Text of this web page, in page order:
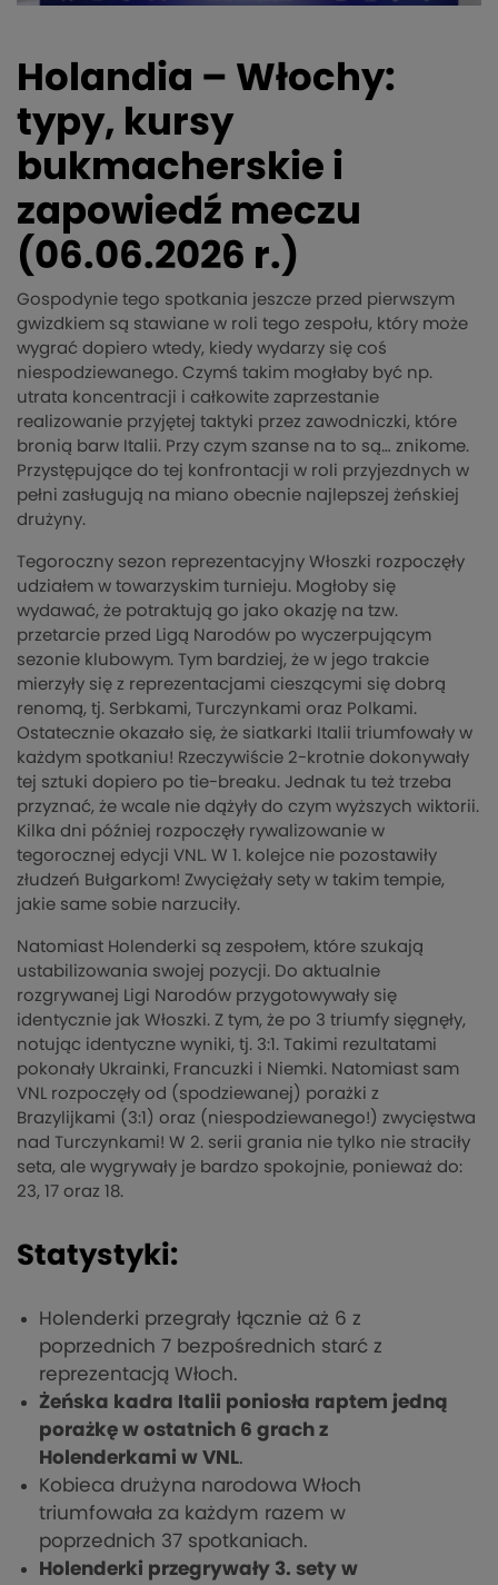
Holandia – Włochy:
typy, kursy
bukmacherskie i
zapowiedź meczu
(06.06.2026 r.)
Gospodynie tego spotkania jeszcze przed pierwszym
gwizdkiem są stawiane w roli tego zespołu, który może
wygrać dopiero wtedy, kiedy wydarzy się coś
niespodziewanego. Czymś takim mogłaby być np.
utrata koncentracji i całkowite zaprzestanie
realizowanie przyjętej taktyki przez zawodniczki, które
bronią barw Italii. Przy czym szanse na to są… znikome.
Przystępujące do tej konfrontacji w roli przyjezdnych w
pełni zasługują na miano obecnie najlepszej żeńskiej
drużyny.
Tegoroczny sezon reprezentacyjny Włoszki rozpoczęły
udziałem w towarzyskim turnieju. Mogłoby się
wydawać, że potraktują go jako okazję na tzw.
przetarcie przed Ligą Narodów po wyczerpującym
sezonie klubowym. Tym bardziej, że w jego trakcie
mierzyły się z reprezentacjami cieszącymi się dobrą
renomą, tj. Serbkami, Turczynkami oraz Polkami.
Ostatecznie okazało się, że siatkarki Italii triumfowały w
każdym spotkaniu! Rzeczywiście 2-krotnie dokonywały
tej sztuki dopiero po tie-breaku. Jednak tu też trzeba
przyznać, że wcale nie dążyły do czym wyższych wiktorii.
Kilka dni później rozpoczęły rywalizowanie w
tegorocznej edycji VNL. W 1. kolejce nie pozostawiły
złudzeń Bułgarkom! Zwyciężały sety w takim tempie,
jakie same sobie narzuciły.
Natomiast Holenderki są zespołem, które szukają
ustabilizowania swojej pozycji. Do aktualnie
rozgrywanej Ligi Narodów przygotowywały się
identycznie jak Włoszki. Z tym, że po 3 triumfy sięgnęły,
notując identyczne wyniki, tj. 3:1. Takimi rezultatami
pokonały Ukrainki, Francuzki i Niemki. Natomiast sam
VNL rozpoczęły od (spodziewanej) porażki z
Brazylijkami (3:1) oraz (niespodziewanego!) zwycięstwa
nad Turczynkami! W 2. serii grania nie tylko nie straciły
seta, ale wygrywały je bardzo spokojnie, ponieważ do:
23, 17 oraz 18.
Statystyki:
Holenderki przegrały łącznie aż 6 z
poprzednich 7 bezpośrednich starć z
reprezentacją Włoch.
Żeńska kadra Italii poniosła raptem jedną
porażkę w ostatnich 6 grach z
Holenderkami w VNL.
Kobieca drużyna narodowa Włoch
triumfowała za każdym razem w
poprzednich 37 spotkaniach.
Holenderki przegrywały 3. sety w